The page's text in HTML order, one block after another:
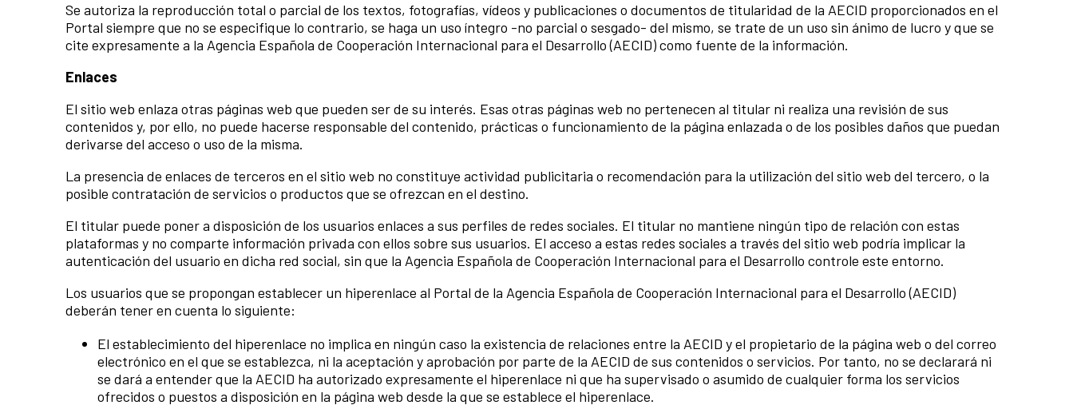
Se autoriza la reproducción total o parcial de los textos, fotografías, vídeos y publicaciones o documentos de titularidad de la AECID proporcionados en el
Portal siempre que no se especifique lo contrario, se haga un uso íntegro -no parcial o sesgado- del mismo, se trate de un uso sin ánimo de lucro y que se
cite expresamente a la Agencia Española de Cooperación Internacional para el Desarrollo (AECID) como fuente de la información.
Enlaces
El sitio web enlaza otras páginas web que pueden ser de su interés. Esas otras páginas web no pertenecen al titular ni realiza una revisión de sus
contenidos y, por ello, no puede hacerse responsable del contenido, prácticas o funcionamiento de la página enlazada o de los posibles daños que puedan
derivarse del acceso o uso de la misma.
La presencia de enlaces de terceros en el sitio web no constituye actividad publicitaria o recomendación para la utilización del sitio web del tercero, o la
posible contratación de servicios o productos que se ofrezcan en el destino.
El titular puede poner a disposición de los usuarios enlaces a sus perfiles de redes sociales. El titular no mantiene ningún tipo de relación con estas
plataformas y no comparte información privada con ellos sobre sus usuarios. El acceso a estas redes sociales a través del sitio web podría implicar la
autenticación del usuario en dicha red social, sin que la Agencia Española de Cooperación Internacional para el Desarrollo controle este entorno.
Los usuarios que se propongan establecer un hiperenlace al Portal de la Agencia Española de Cooperación Internacional para el Desarrollo (AECID)
deberán tener en cuenta lo siguiente:
El establecimiento del hiperenlace no implica en ningún caso la existencia de relaciones entre la AECID y el propietario de la página web o del correo
electrónico en el que se establezca, ni la aceptación y aprobación por parte de la AECID de sus contenidos o servicios. Por tanto, no se declarará ni
se dará a entender que la AECID ha autorizado expresamente el hiperenlace ni que ha supervisado o asumido de cualquier forma los servicios
ofrecidos o puestos a disposición en la página web desde la que se establece el hiperenlace.